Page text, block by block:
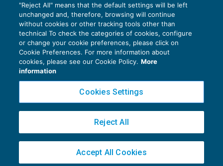
Privacy Policy
Cookie Policy
Copyright 2016 ©Gruppo Euroconference S.p.A.v2.32.4
Piazza Luigi Einaudi, 10N01 - 20124 Milano - info@ecnews.it
02776120236
"Reject All" means that the default settings will be left
unchanged and, therefore, browsing will continue
without cookies or other tracking tools other than
technical To check the categories of cookies, configure
or change your cookie preferences, please click on
Cookie Preferences. For more information about
cookies, please see our Cookie Policy. More
information
Cookies Settings
Reject All
Accept All Cookies